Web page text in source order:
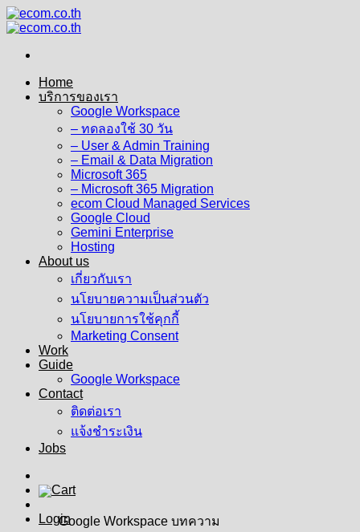
Skip
to
Home
บริการของเรา
Google Workspace
– ทดลองใช้ 30 วัน
– User & Admin Training
– Email & Data Migration
Microsoft 365
– Microsoft 365 Migration
ecom Cloud Managed Services
Google Cloud
Gemini Enterprise
Hosting
About us
เกี่ยวกับเรา
นโยบายความเป็นส่วนตัว
นโยบายการใช้คุกกี้
Marketing Consent
Work
Guide
Google Workspace
Contact
ติดต่อเรา
แจ้งชำระเงิน
Jobs
LoginGoogle Workspace บทความ